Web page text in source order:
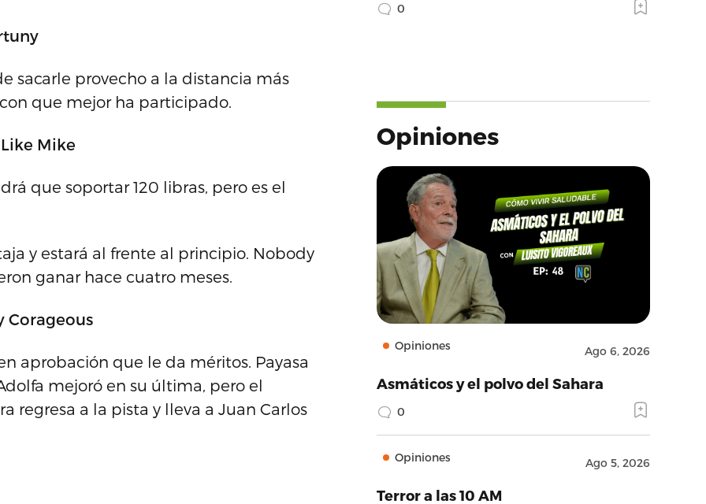
sacarle provecho a la distancia más
que mejor ha participado.
Mike
que soportar 120 libras, pero es el
y estará al frente al principio. Nobody
ganar hace cuatro meses.
Corageous
aprobación que le da méritos. Payasa
mejoró en su última, pero el
regresa a la pista y lleva a Juan Carlos
0
Opiniones
Opiniones Ago 6, 2026
Asmáticos y el polvo del Sahara
0
Opiniones Ago 5, 2026
Terror a las 10 AM